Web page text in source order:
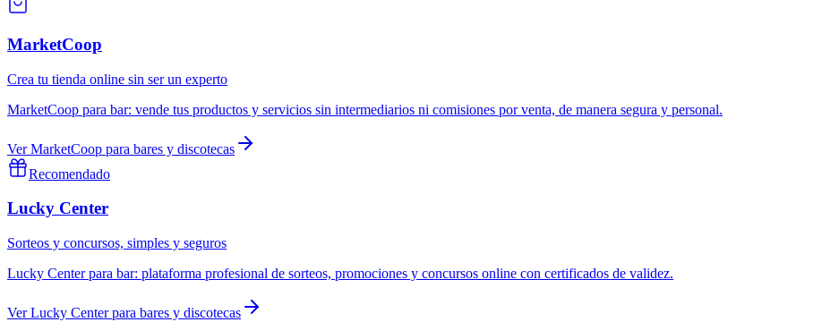
MarketCoop
Crea tu tienda online sin ser un experto
MarketCoop para bar: vende tus productos y servicios sin intermediarios ni comisiones por venta, de manera segura y personal.
VerMarketCoop para bares y discotecas
Recomendado
Lucky Center
Sorteos y concursos, simples y seguros
Lucky Centerpara bar: plataforma profesional de sorteos, promociones y concursos online con certificados de validez.
VerLucky Centerpara bares y discotecas